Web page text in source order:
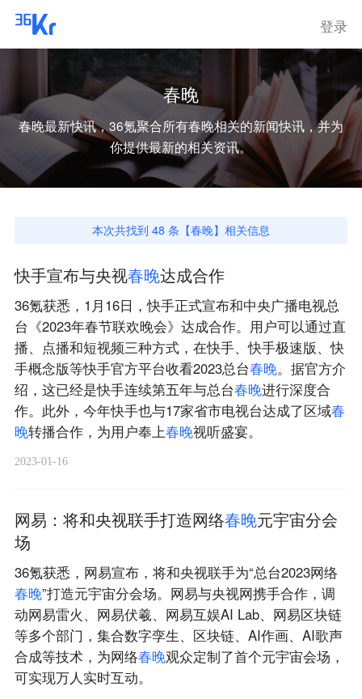
登录
春晚
春晚最新快讯，36氪聚合所有春晚相关的新闻快讯，并为
你提供最新的相关资讯。
本次共找到 48 条【春晚】相关信息
快手宣布与央视春晚达成合作
36氪获悉，1月16日，快手正式宣布和中央广播电视总
台《2023年春节联欢晚会》达成合作。用户可以通过直
播、点播和短视频三种方式，在快手、快手极速版、快
手概念版等快手官方平台收看2023总台春晚。据官方介
绍，这已经是快手连续第五年与总台春晚进行深度合
作。此外，今年快手也与17家省市电视台达成了区域春
晚转播合作，为用户奉上春晚视听盛宴。
2023-01-16
网易：将和央视联手打造网络春晚元宇宙分会
场
36氪获悉，网易宣布，将和央视联手为“总台2023网络
春晚”打造元宇宙分会场。网易与央视网携手合作，调
动网易雷火、网易伏羲、网易互娱AI Lab、网易区块链
等多个部门，集合数字孪生、区块链、AI作画、AI歌声
合成等技术，为网络春晚观众定制了首个元宇宙会场，
可实现万人实时互动。